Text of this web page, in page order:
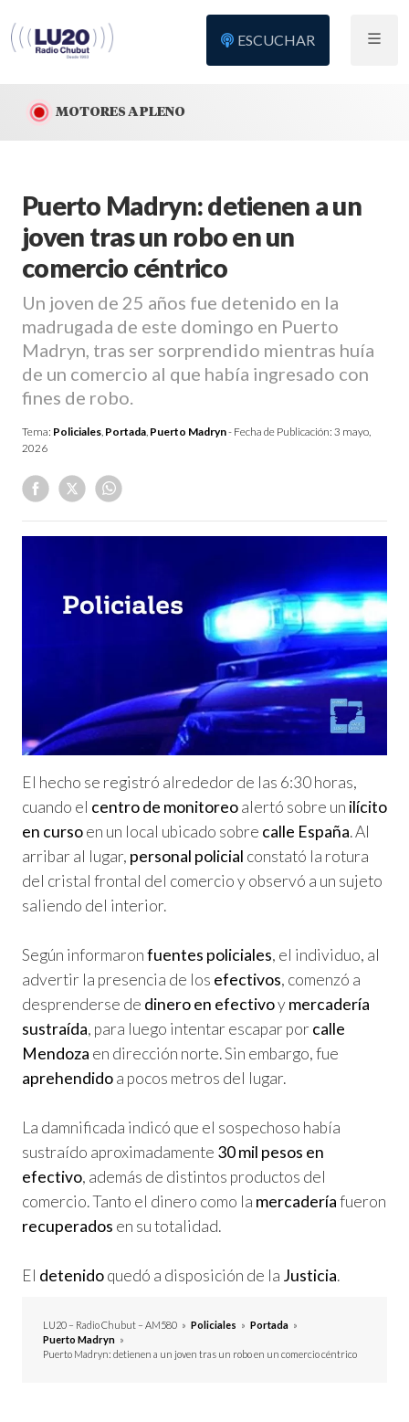
ESCUCHAR
MOTORES A PLENO
Puerto Madryn: detienen a un
joven tras un robo en un
comercio céntrico
Un joven de 25 años fue detenido en la
madrugada de este domingo en Puerto
Madryn, tras ser sorprendido mientras huía
de un comercio al que había ingresado con
fines de robo.
Tema: Policiales, Portada, Puerto Madryn- Fecha de Publicación: 3 mayo,
2026
El hecho se registró alrededor de las 6:30 horas,
cuando el centro de monitoreoalertó sobre un ilícito
en cursoen un local ubicado sobre calle España. Al
arribar al lugar, personal policial constató la rotura
del cristal frontal del comercio y observó a un sujeto
saliendo del interior.
Según informaronfuentes policiales, el individuo, al
advertir la presencia de los efectivos, comenzó a
desprenderse de dinero en efectivoymercadería
sustraída, para luego intentar escapar por calle
Mendoza en dirección norte. Sin embargo, fue
aprehendidoa pocos metros del lugar.
La damnificada indicó que el sospechoso había
sustraído aproximadamente 30 mil pesos en
efectivo, además de distintos productos del
comercio. Tanto el dinero como la mercaderíafueron
recuperados en su totalidad.
El detenidoquedó a disposición de la Justicia.
LU20 – Radio Chubut – AM580 » Policiales » Portada »
Puerto Madryn »
Puerto Madryn: detienen a un joven tras un robo en un comercio céntrico